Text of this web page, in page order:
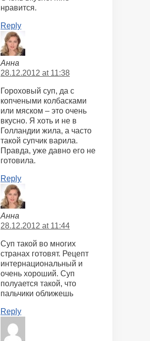
нравится.
Reply
Анна
28.12.2012 at 11:38
Гороховый суп, да с
копчеными колбасками
или мяском – это очень
вкусно. Я хоть и не в
Голландии жила, а часто
такой супчик варила.
Правда, уже давно его не
готовила.
Reply
Анна
28.12.2012 at 11:44
Суп такой во многих
странах готовят. Рецепт
интернациональный и
очень хороший. Суп
полуается такой, что
пальчики оближешь
Reply